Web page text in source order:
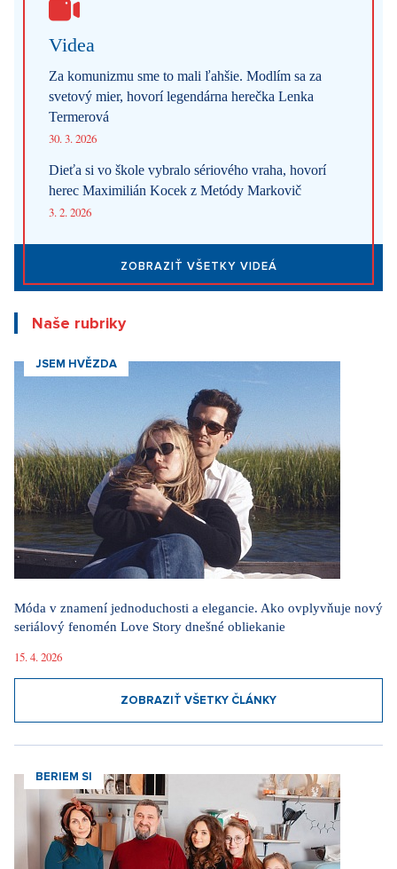
Videa
Za komunizmu sme to mali ľahšie. Modlím sa za
svetový mier, hovorí legendárna herečka Lenka
Termerová
30. 3. 2026
Dieťa si vo škole vybralo sériového vraha, hovorí
herec Maximilián Kocek z Metódy Markovič
3. 2. 2026
ZOBRAZIŤ VŠETKY VIDEÁ
Naše rubriky
JSEM HVĚZDA
Móda v znamení jednoduchosti a elegancie. Ako ovplyvňuje nový
seriálový fenomén Love Story dnešné obliekanie
15. 4. 2026
ZOBRAZIŤ VŠETKY ČLÁNKY
BERIEM SI